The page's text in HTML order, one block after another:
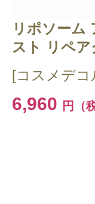
リポソーム
スト リペア
[コスメデコ
6,960 円（